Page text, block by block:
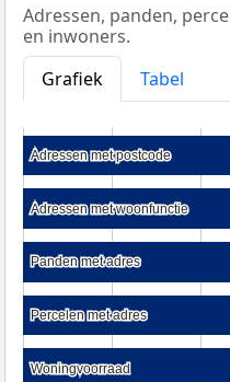
Adressen, panden,
en inwoners.
Grafiek
Tabel
Adressen met postcode
Adressen met postcode
Adressen met woonfunctie
Adressen met woonfunctie
Panden met adres
Panden met adres
Percelen met adres
Percelen met adres
Woningvoorraad
Woningvoorraad